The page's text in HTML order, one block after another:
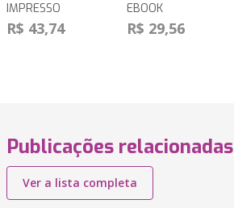
IMPRESSO
R$ 43,74
EBOOK
R$ 29,56
Publicações relacionadas
Ver a lista completa